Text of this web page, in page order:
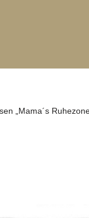
„Mama´s